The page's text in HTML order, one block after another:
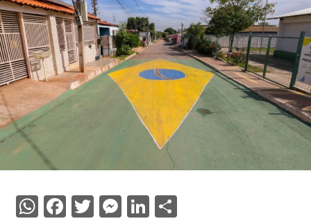
WhatsApp
Facebook
Twitter
Messenger
LinkedIn
Share